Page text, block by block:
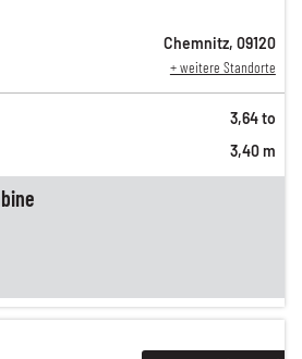
Chemnitz, 09120
+ weitere Standorte
3,64 to
3,40 m